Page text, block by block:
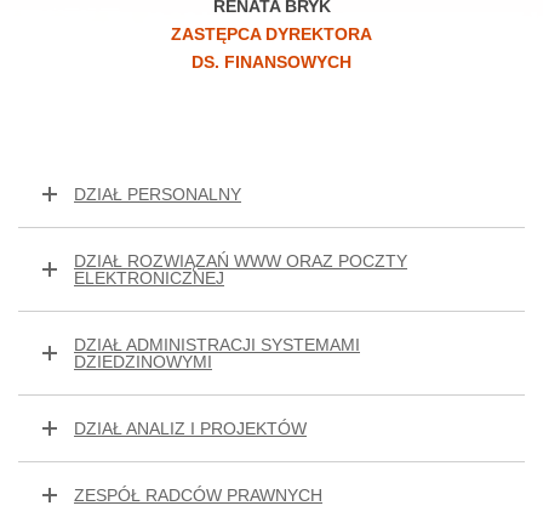
RENATA BRYK
ZASTĘPCA DYREKTORA
DS. FINANSOWYCH
DZIAŁ PERSONALNY
DZIAŁ ROZWIĄZAŃ WWW ORAZ POCZTY
ELEKTRONICZNEJ
DZIAŁ ADMINISTRACJI SYSTEMAMI
DZIEDZINOWYMI
DZIAŁ ANALIZ I PROJEKTÓW
ZESPÓŁ RADCÓW PRAWNYCH